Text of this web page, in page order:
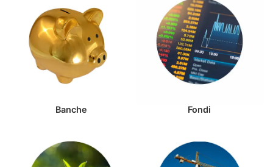
Banche Fondi